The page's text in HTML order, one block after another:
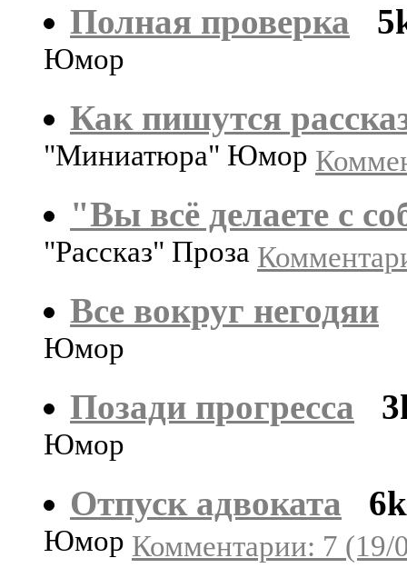
Полная проверка
Юмор
Как пишутся
"Миниатюра" Юмор
"Вы всё делаете с
"Рассказ" Проза
Все вокруг негодяи
Юмор
Позади прогресса
Юмор
Отпуск адвоката
6k
Юмор Комментарии: 7 (19/